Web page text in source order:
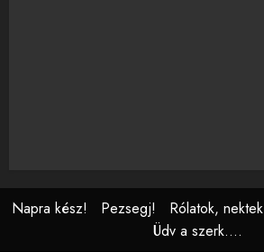
Napra kész! Pezsegj! Rólatok, nektek
Üdv a szerk….